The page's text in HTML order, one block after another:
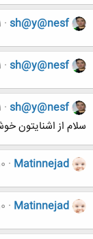
sh@y@nesf
sh@y@nesf
sh@y@nesf
سلام از اشنایتون
Matinnejad
Matinnejad